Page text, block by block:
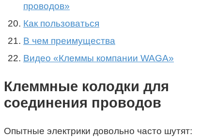
проводов»
Как пользоваться
В чем преимущества
Видео «Клеммы компании WAGA»
Клеммные колодки для
соединения проводов
Опытные электрики довольно часто шутят: